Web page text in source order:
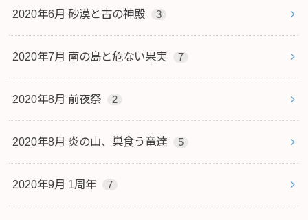
2020年6月 砂漠と古の神殿 3
2020年7月 南の島と危ない果実 7
2020年8月 前夜祭 2
2020年8月 炎の山、巣食う竜達 5
2020年9月 1周年 7